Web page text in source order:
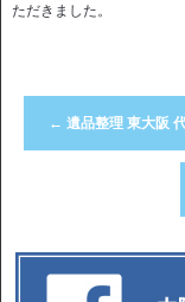
ただきました。
← 遺品整理 東大阪